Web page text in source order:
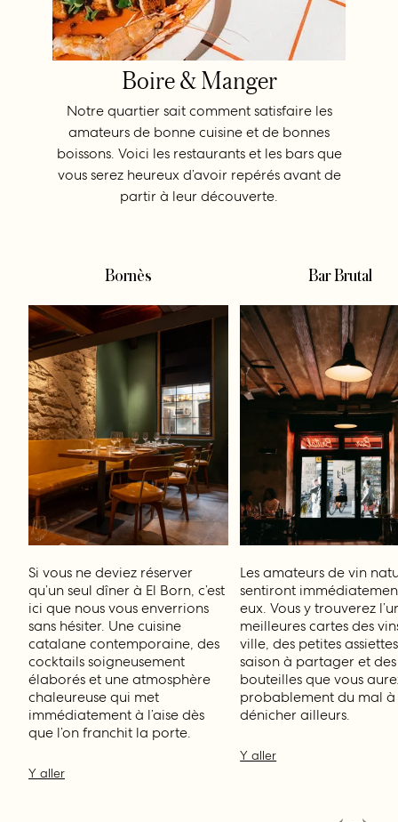
Boire & Manger
Notre quartier sait comment satisfaire les
amateurs de bonne cuisine et de bonnes
boissons. Voici les restaurants et les bars que
vous serez heureux d’avoir repérés avant de
partir à leur découverte.
Bornès
Si vous ne deviez réserver
qu’un seul dîner à El Born, c’est
ici que nous vous enverrions
sans hésiter. Une cuisine
catalane contemporaine, des
cocktails soigneusement
élaborés et une atmosphère
chaleureuse qui met
immédiatement à l’aise dès
que l’on franchit la porte.
Y aller
Bar Brutal
Les amateurs de vin
sentiront
eux. Vous y trouverez
meilleures cartes des
ville, des petites
saison à partager et des
bouteilles que vous
probablement du mal à
dénicher ailleurs.
Y aller